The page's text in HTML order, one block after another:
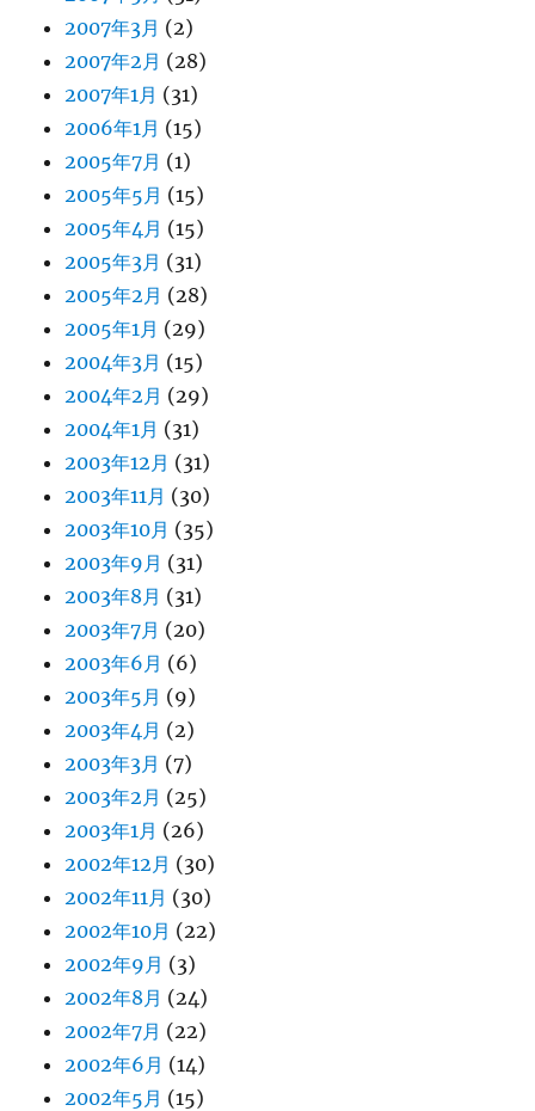
2007年3月 (2)
2007年2月 (28)
2007年1月 (31)
2006年1月 (15)
2005年7月 (1)
2005年5月 (15)
2005年4月 (15)
2005年3月 (31)
2005年2月 (28)
2005年1月 (29)
2004年3月 (15)
2004年2月 (29)
2004年1月 (31)
2003年12月 (31)
2003年11月 (30)
2003年10月 (35)
2003年9月 (31)
2003年8月 (31)
2003年7月 (20)
2003年6月 (6)
2003年5月 (9)
2003年4月 (2)
2003年3月 (7)
2003年2月 (25)
2003年1月 (26)
2002年12月 (30)
2002年11月 (30)
2002年10月 (22)
2002年9月 (3)
2002年8月 (24)
2002年7月 (22)
2002年6月 (14)
2002年5月 (15)